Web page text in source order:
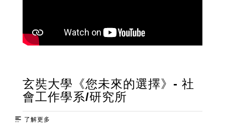
玄奘大學《您未來的選擇》- 社
會工作學系/研究所
了解更多